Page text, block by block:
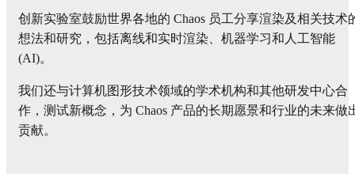
创新实验室鼓励世界各地的 Chaos 员工分享渲染及相关技术
想法和研究，包括离线和实时渲染、机器学习和人工智能
(AI)。
我们还与计算机图形技术领域的学术机构和其他研发中心合
作，测试新概念，为 Chaos 产品的长期愿景和行业的未来做
贡献。